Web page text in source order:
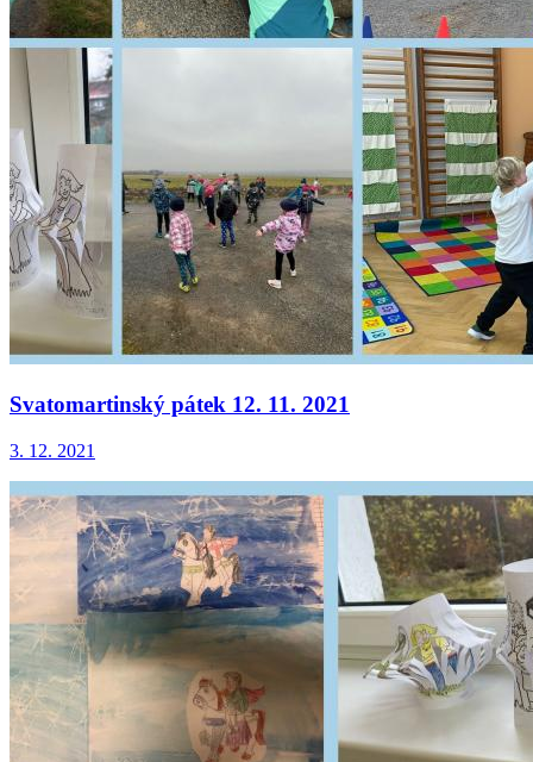
Svatomartinský pátek 12. 11. 2021
3. 12. 2021